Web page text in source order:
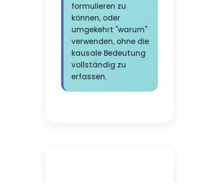
formulieren zu
können, oder
umgekehrt "warum"
verwenden, ohne die
kausale Bedeutung
vollständig zu
erfassen.